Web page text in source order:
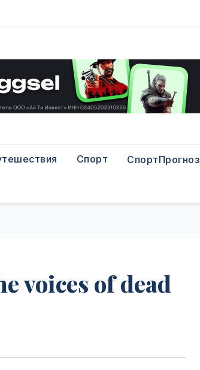
Спорт СпортПрогноз
voices of dead